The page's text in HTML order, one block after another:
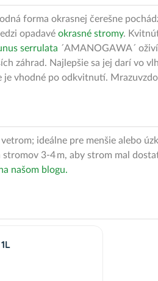
forma okrasnej čerešne
opadavé okrasné stromy.
serrulata ´AMANOGAWA´
záhrad. Najlepšie sa jej darí vo
vhodné po odkvitnutí.
ideálne pre menšie alebo
3-4 m, aby strom mal
našom blogu.